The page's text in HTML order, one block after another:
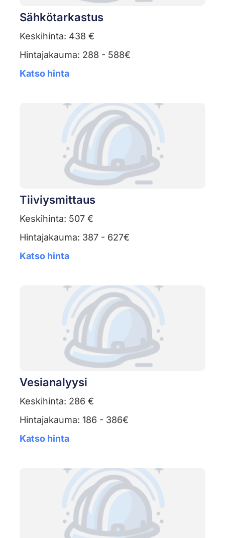
Sähkötarkastus
Keskihinta: 438 €
Hintajakauma: 288 - 588€
Katso hinta
Tiiviysmittaus
Keskihinta: 507 €
Hintajakauma: 387 - 627€
Katso hinta
Vesianalyysi
Keskihinta: 286 €
Hintajakauma: 186 - 386€
Katso hinta